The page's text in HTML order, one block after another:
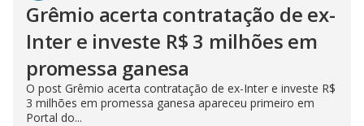
Grêmio acerta contratação de ex-
Inter e investe R$ 3 milhões em
promessa ganesa
O post Grêmio acerta contratação de ex-Inter e investe R$
3 milhões em promessa ganesa apareceu primeiro em
Portal do...